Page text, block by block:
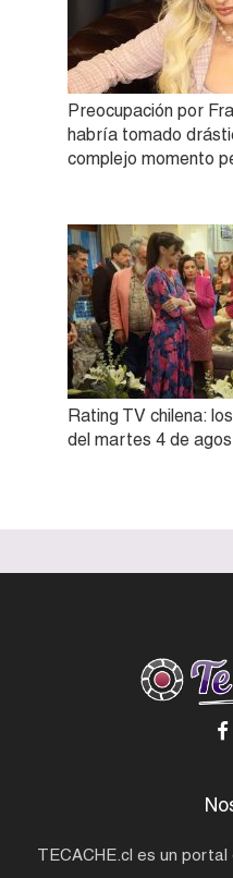
Preocupación por
habría tomado
complejo momento
Rating TV chilena:
del martes 4 de
TECACHE.cl es un